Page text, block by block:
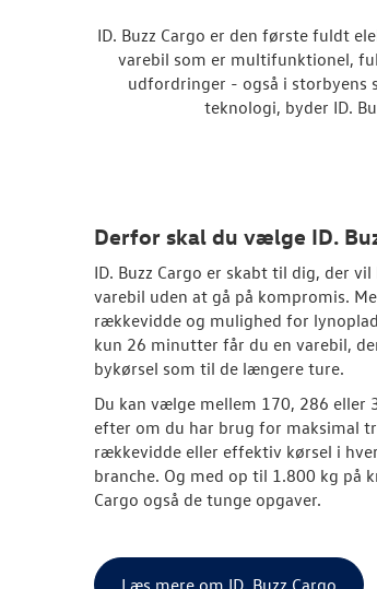
ID. Buzz Cargo er den første fuldt
varebil som er multifunktionel,
udfordringer - også i storbyens
teknologi, byder ID.
Derfor skal du vælge ID.
ID. Buzz Cargo er skabt til dig, der
varebil uden at gå på kompromis.
rækkevidde og mulighed for
kun 26 minutter får du en varebil,
bykørsel som til de længere ture.
Du kan vælge mellem 170, 286 eller
efter om du har brug for maksimal
rækkevidde eller effektiv kørsel i
branche. Og med op til 1.800 kg på
Cargo også de tunge opgaver.
Læs mere om ID. Buzz Cargo